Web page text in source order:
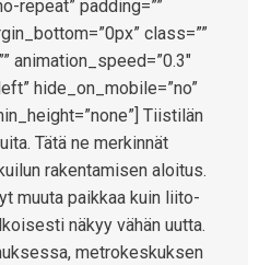
repeat” padding=””
class=””
animation_speed=”0.3″
hide_on_mobile=”no”
Tiistilän
Tätä ne merkinnät
rakentamisen aloitus.
muuta paikkaa kuin liito-
näkyy vähän uutta.
metrokeskuksen